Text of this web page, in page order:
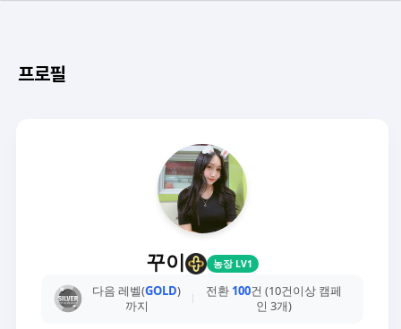
프로필
꾸이 농장 LV1
다음 레벨(GOLD)
까지
전환 100건 (10건이상 캠페
인 3개)